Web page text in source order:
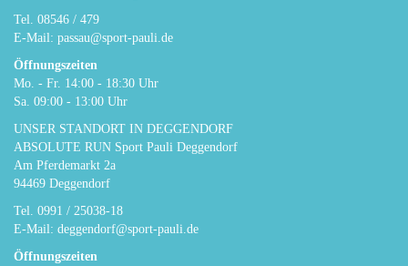
Tel. 08546 / 479
E-Mail: passau@sport-pauli.de
Öffnungszeiten
Mo. - Fr. 14:00 - 18:30 Uhr
Sa. 09:00 - 13:00 Uhr
UNSER STANDORT IN DEGGENDORF
ABSOLUTE RUN Sport Pauli Deggendorf
Am Pferdemarkt 2a
94469 Deggendorf
Tel. 0991 / 25038-18
E-Mail: deggendorf@sport-pauli.de
Öffnungszeiten